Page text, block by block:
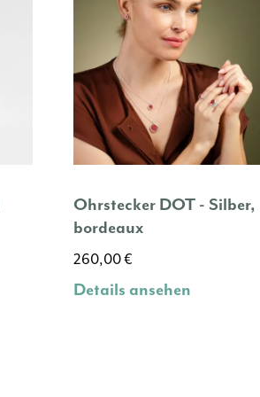
Ohrstecker DOT - Silber,
bordeaux
260,00€
Details ansehen